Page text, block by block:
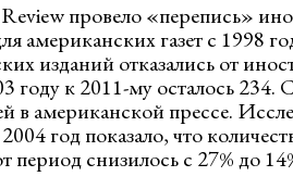
провело «перепись»
газет с 1998
изданий отказались от
году к 2011-му осталось 234.
в американской прессе.
год показало, что
период снизилось с 27% до